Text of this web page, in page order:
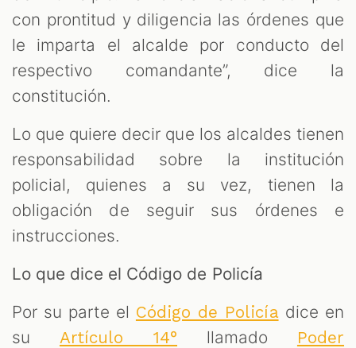
con prontitud y diligencia las órdenes que
le imparta el alcalde por conducto del
respectivo comandante”, dice la
constitución.
Lo que quiere decir que los alcaldes tienen
responsabilidad sobre la institución
policial, quienes a su vez, tienen la
obligación de seguir sus órdenes e
instrucciones.
Lo que dice el Código de Policía
Por su parte el Código de Policíadice en
su Artículo 14° llamado
Poder